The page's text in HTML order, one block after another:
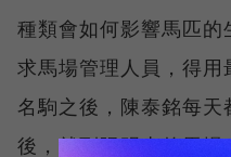
種類會如何影響馬匹
求馬場管理人員，得用
名駒之後，陳泰銘每天
後，就到陽明山的馬